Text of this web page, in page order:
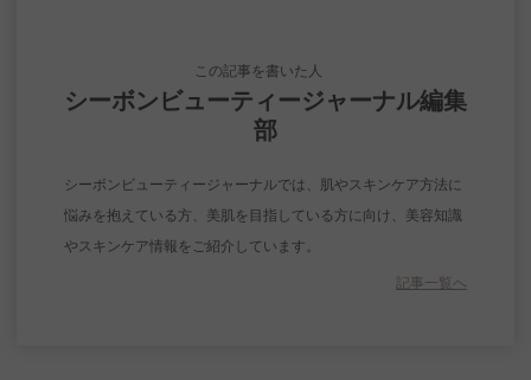
この記事を書いた人
シーボンビューティージャーナル編集
部
シーボンビューティージャーナルでは、肌やスキンケア方法に
悩みを抱えている方、美肌を目指している方に向け、美容知識
やスキンケア情報をご紹介しています。
記事一覧へ